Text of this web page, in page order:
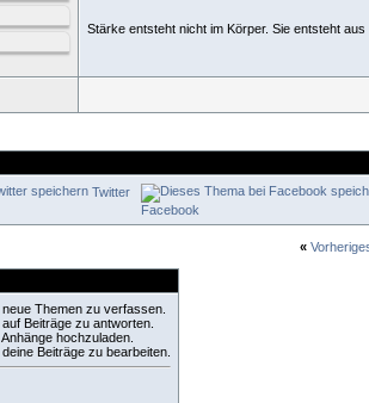
Stärke entsteht nicht im Körper. Sie entsteht
Twitter
Facebook
«
, neue Themen zu verfassen.
, auf Beiträge zu antworten.
, Anhänge hochzuladen.
, deine Beiträge zu bearbeiten.